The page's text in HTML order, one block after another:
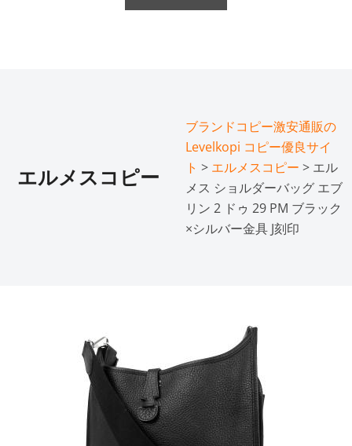
エルメスコピー
ブランドコピー激安通販の
Levelkopi コピー優良サイ
ト > エルメスコピー > エル
メス ショルダーバッグ エブ
リン 2 ドゥ 29 PM ブラック
×シルバー金具 J刻印